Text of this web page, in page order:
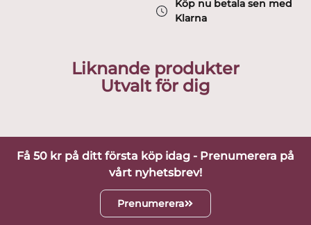
Köp nu betala sen med
Klarna
Liknande produkter
Utvalt för dig
Få 50 kr på ditt första köp idag - Prenumerera på
vårt nyhetsbrev!
Prenumerera